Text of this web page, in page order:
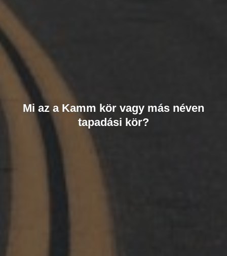
Mi az a Kamm kör vagy más néven
tapadási kör?